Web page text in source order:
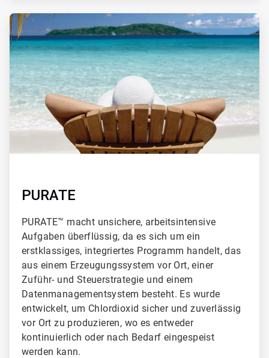
ArticleTile
3
von
4
PURATE
PURATE™ macht unsichere, arbeitsintensive
Aufgaben überflüssig, da es sich um ein
erstklassiges, integriertes Programm handelt, das
aus einem Erzeugungssystem vor Ort, einer
Zuführ- und Steuerstrategie und einem
Datenmanagementsystem besteht. Es wurde
entwickelt, um Chlordioxid sicher und zuverlässig
vor Ort zu produzieren, wo es entweder
kontinuierlich oder nach Bedarf eingespeist
werden kann.